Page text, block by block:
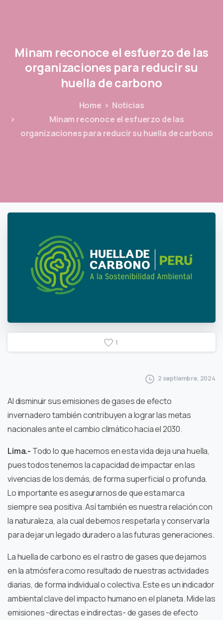
Minam reconoceel esfuerzodelas
organizaciones para reducirsu
huella decarbono
Home
Noticias
Minam reconoce el esfuerzo de las
organizaciones para reducir su huella de carbono
1
2 septiembre, 2024
Al disminuir sus emisiones de gases de efecto
invernadero también contribuyen a lograr las metas
nacionales ante el cambio climático hacia el 2030.
Lima.- Todo lo que hacemos en esta vida deja una huella,
pues todos tenemos la capacidad de impactar en las
vivencias de los demás, de forma superficial o profunda.
Lo importante es asegurarnos de que esta marca
siempre sea positiva. Así también es nuestra relación con
la naturaleza, a la cual debemos respetarla y conservarla
para dejar un legado duradero a las futuras generaciones.
La huella de carbono es el rastro de gases que dejamos
en la atmósfera como resultado de nuestras actividades
diarias, de forma individual o colectiva. Este es un indicador
ambiental clave del impacto humano en el planeta. Mide las
emisiones -directas e indirectas- de gases de efecto